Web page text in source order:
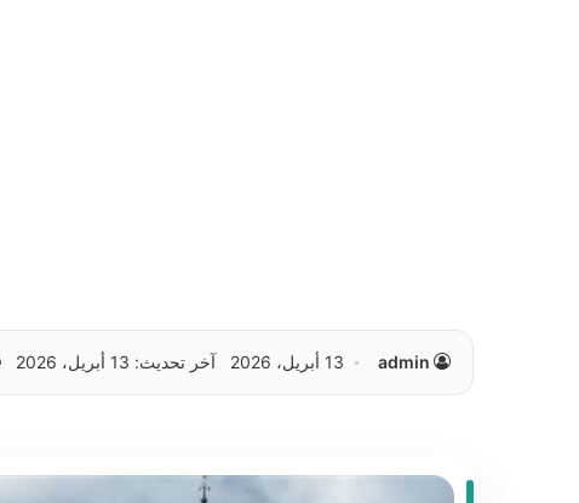
admin 13 أبريل، 2026 آخر تحديث: 13 أبريل، 2026